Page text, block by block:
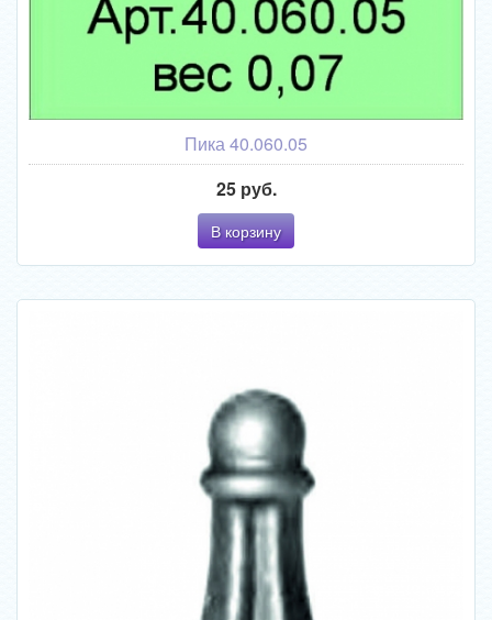
Пика 40.060.05
25 руб.
В корзину